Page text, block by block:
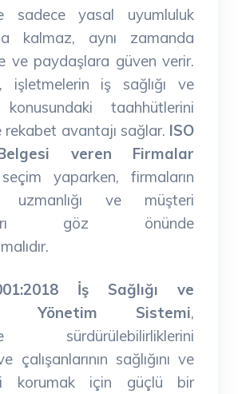
sadece yasal uyumluluk
kalmaz, aynı zamanda
ve paydaşlara güven verir.
işletmelerin iş sağlığı ve
taahhütlerini
rekabet avantajı sağlar. ISO
veren Firmalar
yaparken, firmaların
uzmanlığı ve müşteri
göz önünde
İş Sağlığı ve
Yönetim Sistemi,
sürdürülebilirliklerini
çalışanlarının sağlığını ve
korumak için güçlü bir